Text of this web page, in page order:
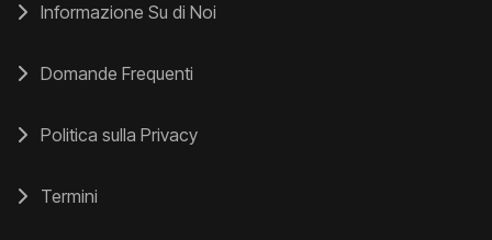
Informazione Su di Noi
Domande Frequenti
Politica sulla Privacy
Termini